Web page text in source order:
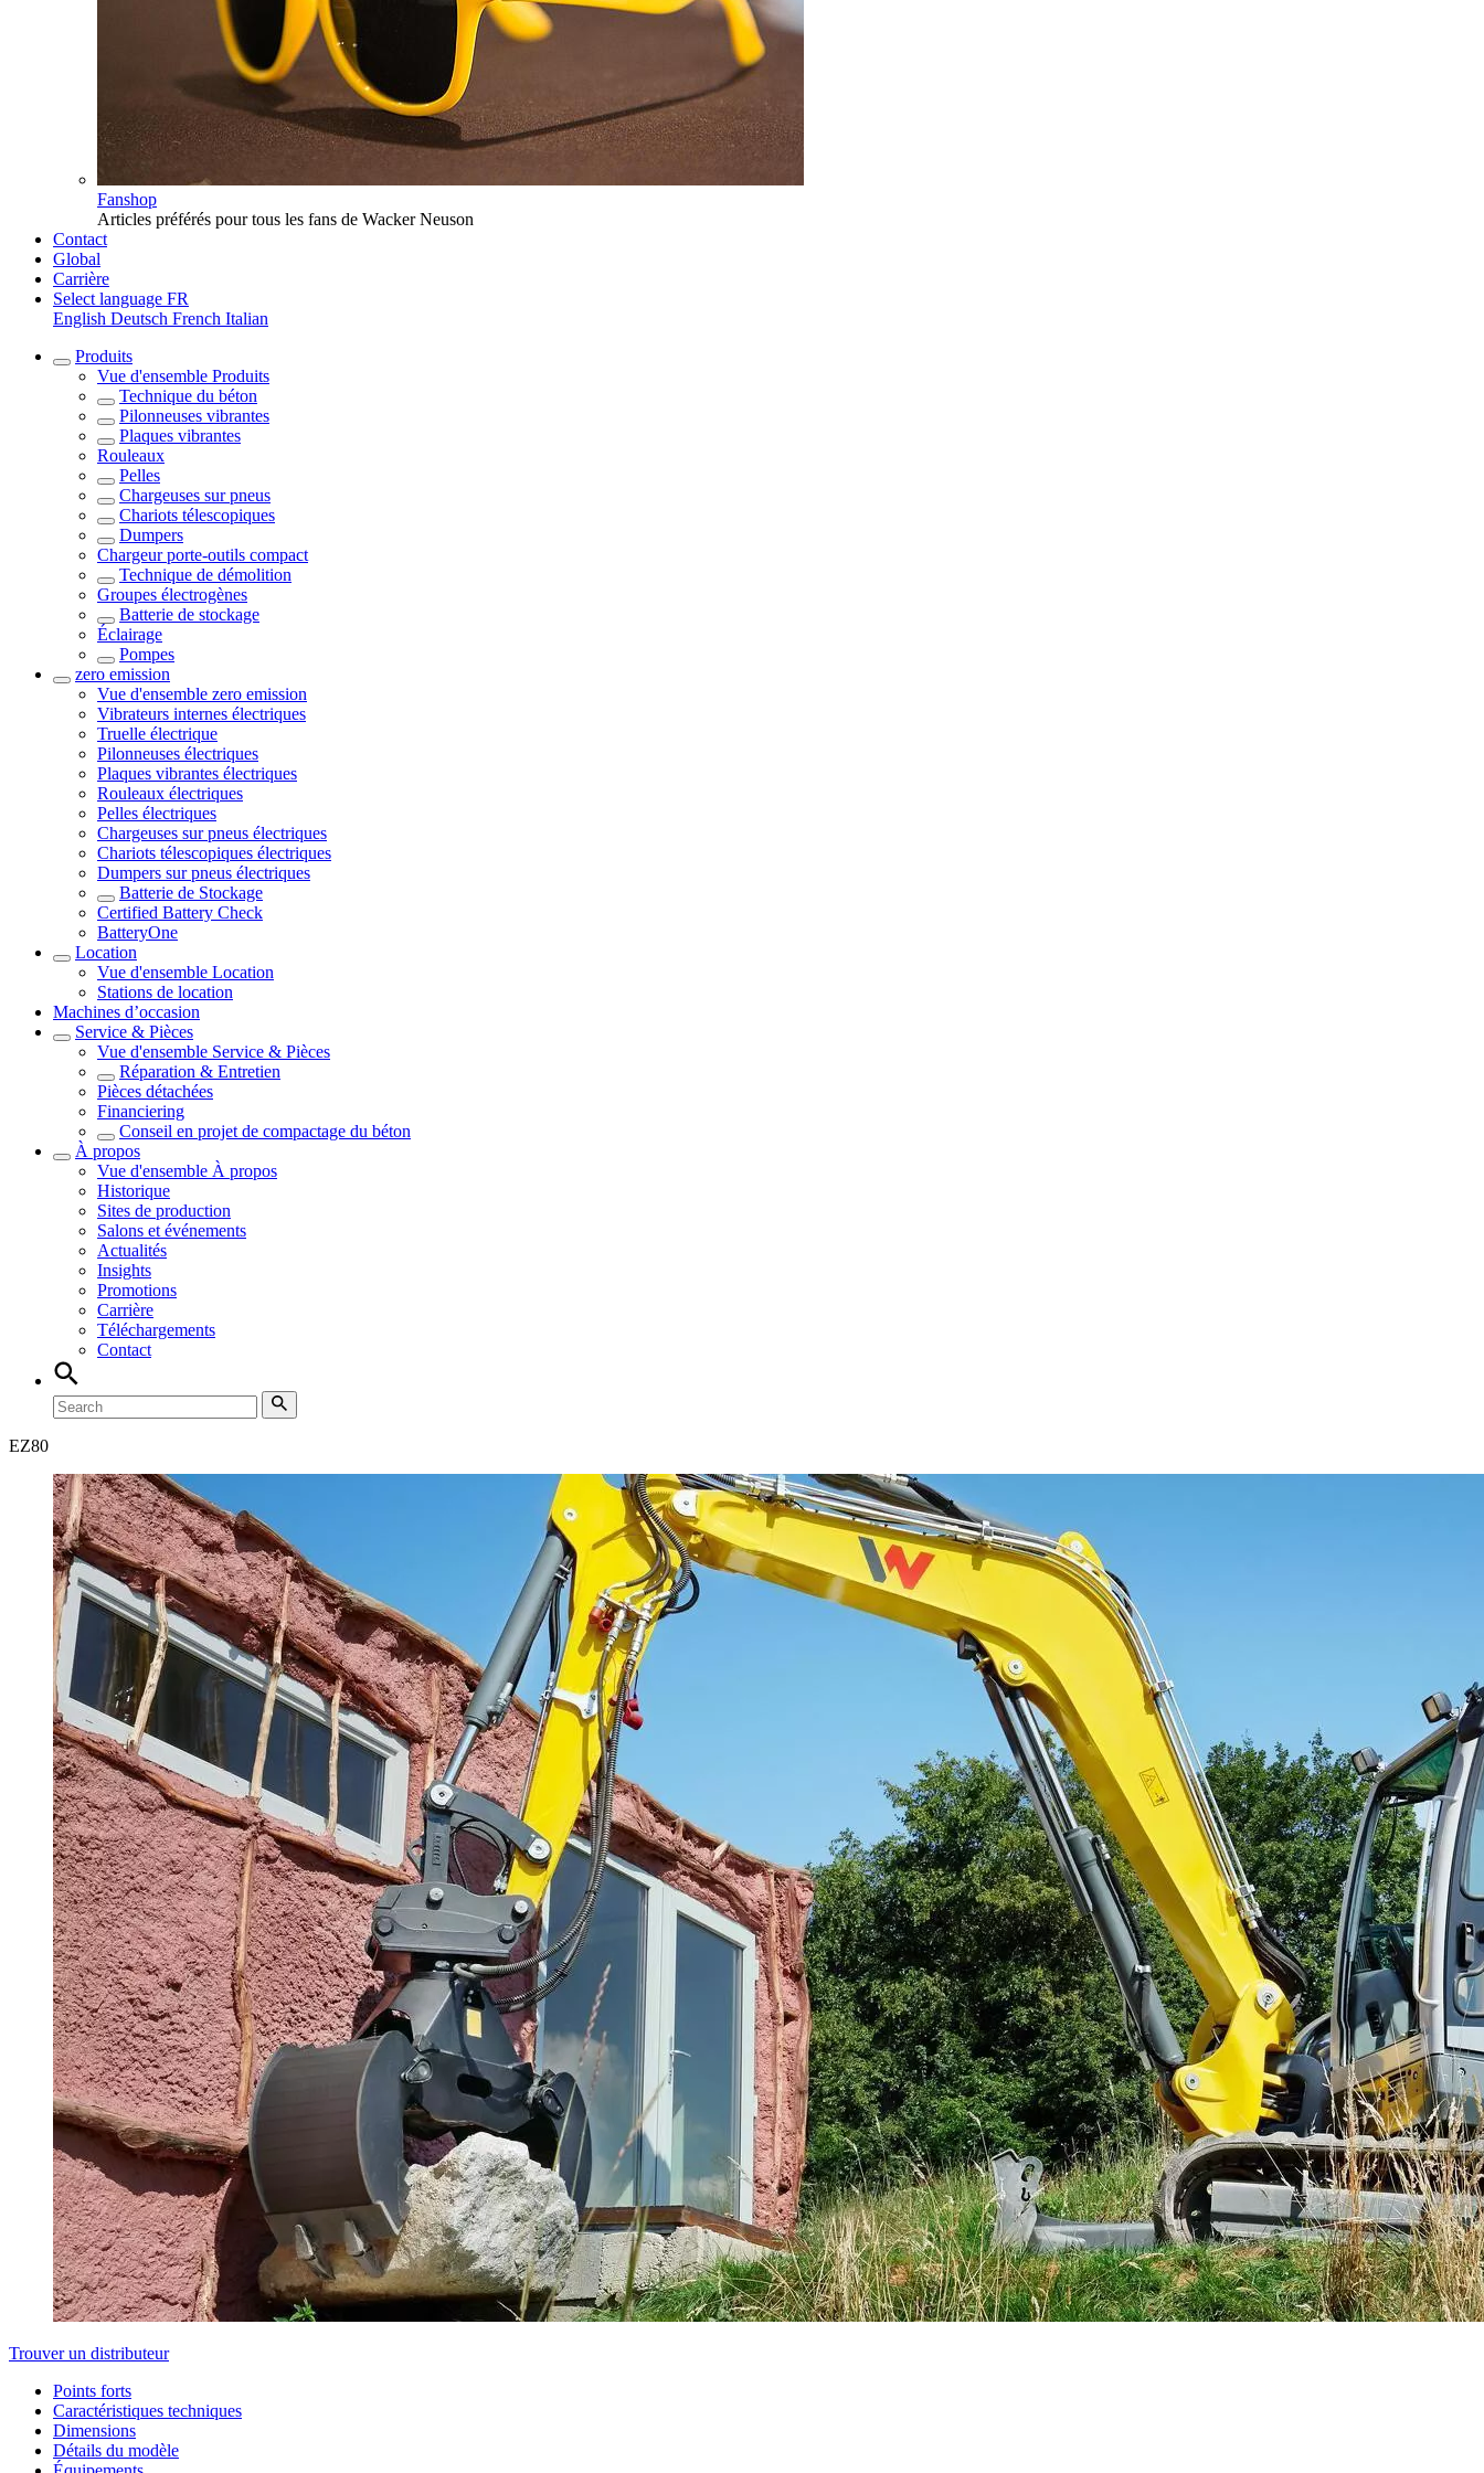
Fanshop
Articles préférés pour tous les fans de Wacker Neuson
Contact
Global
Carrière
Select language FR
English Deutsch French Italian
Produits
Vue d'ensemble Produits
Technique du béton
Pilonneuses vibrantes
Plaques vibrantes
Rouleaux
Pelles
Chargeuses sur pneus
Chariots télescopiques
Dumpers
Chargeur porte-outils compact
Technique de démolition
Groupes électrogènes
Batterie de stockage
Éclairage
Pompes
zero emission
Vue d'ensemble zero emission
Vibrateurs internes électriques
Truelle électrique
Pilonneuses électriques
Plaques vibrantes électriques
Rouleaux électriques
Pelles électriques
Chargeuses sur pneus électriques
Chariots télescopiques électriques
Dumpers sur pneus électriques
Batterie de Stockage
Certified Battery Check
BatteryOne
Location
Vue d'ensemble Location
Stations de location
Machines d’occasion
Service & Pièces
Vue d'ensemble Service & Pièces
Réparation & Entretien
Pièces détachées
Financiering
Conseil en projet de compactage du béton
À propos
Vue d'ensemble À propos
Historique
Sites de production
Salons et événements
Actualités
Insights
Promotions
Carrière
Téléchargements
Contact
EZ80
Trouver un distributeur
Points forts
Caractéristiques techniques
Dimensions
Détails du modèle